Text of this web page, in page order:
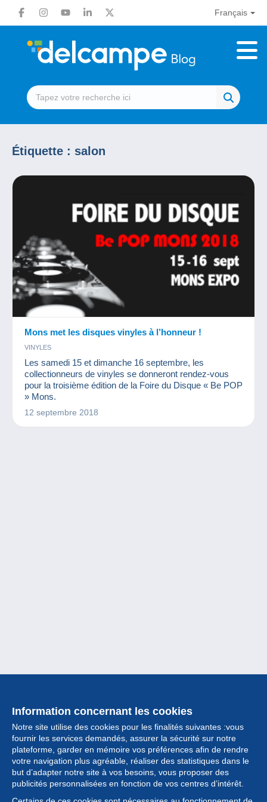
Français
Étiquette : salon
Mons met les disques vinyles à l’honneur !
VINYLES
Les samedi 15 et dimanche 16 septembre, les
collectionneurs de vinyles se donneront rendez-vous
pour la troisième édition de la Foire du Disque « Be POP
» Mons.
12 septembre 2018
Information concernant les cookies
Notre site utilise des cookies pour les finalités suivantes :vous
fournir les services demandés, assurer la sécurité sur notre
plateforme, garder en mémoire vos préférences afin de rendre
votre navigation plus agréable, réaliser des statistiques dans le
but d’adapter notre site à vos besoins, vous proposer des
publicités personnalisées en fonction de vos centres d’intérêt.
Collection